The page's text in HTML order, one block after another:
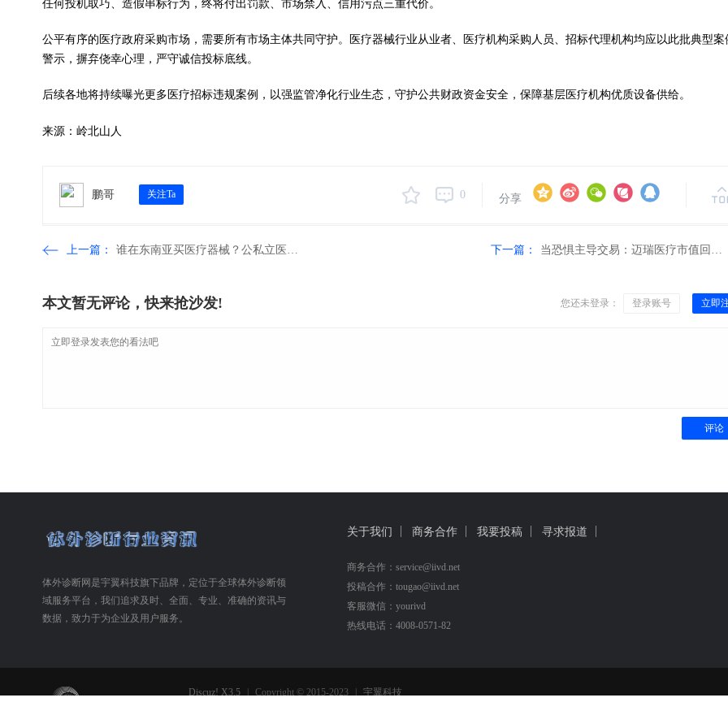
任何投机取巧、造假串标行为，终将付出罚款、市场禁入、信用污点三重代价。
公平有序的医疗政府采购市场，需要所有市场主体共同守护。医疗器械行业从业者、医疗机构采购人员、招标代理机构均应以此批典型案
警示，摒弃侥幸心理，严守诚信投标底线。
后续各地将持续曝光更多医疗招标违规案例，以强监管净化行业生态，守护公共财政资金安全，保障基层医疗机构优质设备供给。
来源：岭北山人
鹏哥 关注Ta 0 分享
上一篇： 谁在东南亚买医疗器械？公私立医院、政府招标、经销商一文说清 ... 下一篇： 当恐惧主导交易：迈瑞医疗市值回撤背后的三个思考
本文暂无评论，快来抢沙发! 您还未登录： 登录账号 立即
评论
体外诊断网是宇翼科技旗下品牌，定位于全球体外诊断领
域服务平台，我们追求及时、全面、专业、准确的资讯与
数据，致力于为企业及用户服务。
关于我们 商务合作 我要投稿 寻求报道
商务合作：service@iivd.net
投稿合作：tougao@iivd.net
客服微信：yourivd
热线电话：4008-0571-82
Discuz! X3.5 Copyright © 2015-2023
宇翼科技